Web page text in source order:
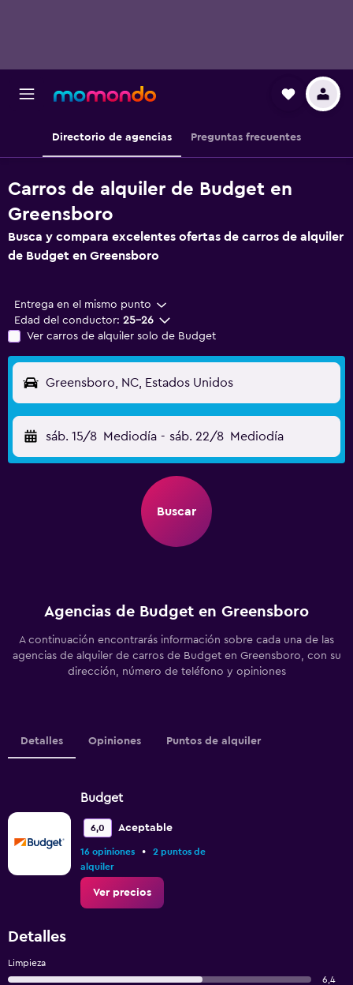
Directorio de agencias Preguntas frecuentes
Carros de alquiler de Budget en
Greensboro
Busca y compara excelentes ofertas de carros de alquiler
de Budget en Greensboro
Entrega en el mismo punto
Edad del conductor: 25-26
Ver carros de alquiler solo de Budget
Greensboro, NC, Estados Unidos
sáb. 15/8 Mediodía - sáb. 22/8 Mediodía
Buscar
Agencias de Budget en Greensboro
A continuación encontrarás información sobre cada una de las
agencias de alquiler de carros de Budget en Greensboro, con su
dirección, número de teléfono y opiniones
Detalles Opiniones Puntos de alquiler
Budget
6,0 Aceptable
16 opiniones •
2 puntos de
alquiler
Ver precios
Detalles
Limpieza
6,4